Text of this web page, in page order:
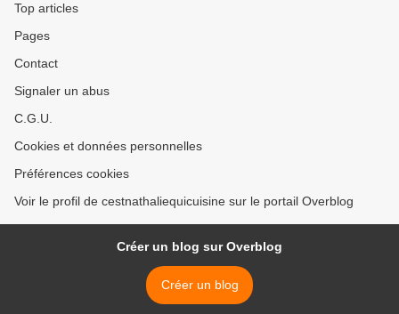
Top articles
Pages
Contact
Signaler un abus
C.G.U.
Cookies et données personnelles
Préférences cookies
Voir le profil de cestnathaliequicuisine sur le portail Overblog
Créer un blog sur Overblog
Créer un blog